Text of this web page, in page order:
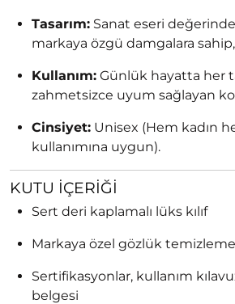
Tasarım: Sanat eseri
markaya özgü damgalara
Kullanım: Günlük hayatta her
zahmetsizce uyum sağlayan
Cinsiyet: Unisex (Hem kadın
kullanımına uygun).
KUTU İÇERIĞI
Sert deri kaplamalı lüks kılıf
Markaya özel gözlük
Sertifikasyonlar, kullanım
belgesi